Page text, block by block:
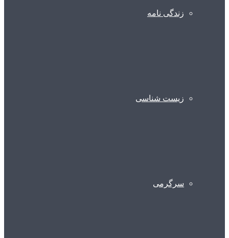
زندگی نامه
زیست شناسی
سرگرمی